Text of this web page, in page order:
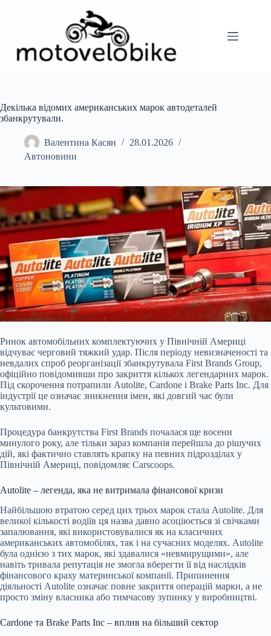
Декілька відомих американських марок автодеталей
збанкрутували.
Валентина Касян
28.01.2026
Автоновини
Ринок автомобільних комплектуючих у Північній Америці
відчуває черговий тяжкий удар. Після періоду невизначеності та
невдалих спроб реорганізації збанкрутувала First Brands Group,
офіційно повідомивши про закриття кількох легендарних марок.
Під скорочення потрапили Autolite, Cardone і Brake Parts Inc. Для
індустрії це означає зникнення імен, які довгий час були
культовими.
Процедура банкрутства First Brands почалася ще восени
минулого року, але тільки зараз компанія перейшла до рішучих
дій, які фактично ставлять крапку на певних підрозділах у
Північній Америці, повідомляє Carscoops.
Autolite – легенда, яка не витримала фінансової кризи
Найбільшою втратою серед цих трьох марок стала Autolite. Для
великої кількості водіїв ця назва давно асоціюється зі свічками
запалювання, які використовувалися як на класичних
американських автомобілях, так і на сучасних моделях. Autolite
була однією з тих марок, які здавалися «невмирущими», але
навіть тривала репутація не змогла вберегти її від наслідків
фінансового краху материнської компанії. Припинення
діяльності Autolite означає повне закриття операцій марки, а не
просто зміну власника або тимчасову зупинку у виробництві.
Cardone та Brake Parts Inc – вплив на більший сектор